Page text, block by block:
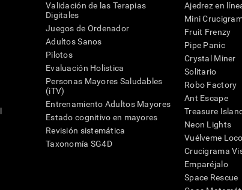
Validación de las Terapias
Digitales
Juegos de Ordenador
Adultos Sanos
Pilotos
Evaluación Holistica
Personas Mayores Saludables
(iTV)
Entrenamiento Adultos Mayores
Estado cognitivo en mayores
Revisión sistemática
Taxonomía SG4D
Ajedrez en
Mini
Fruit Frenzy
Pipe Panic
Crystal Miner
Solitario
Robo Factory
Ant Escape
Treasure Island
Neon Lights
Vuélveme Loco
Crucigrama
Emparéjalo
Space Rescue